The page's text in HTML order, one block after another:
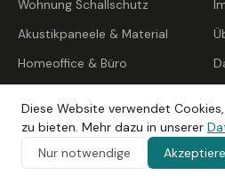
Wohnung Schallschutz
Akustikpaneele & Material
Homeoffice & Büro
Heimkino & HiFi
Musikzimmer & Proberaum
Diese Website verwendet
zu bieten. Mehr dazu in unserer
Nur notwendige